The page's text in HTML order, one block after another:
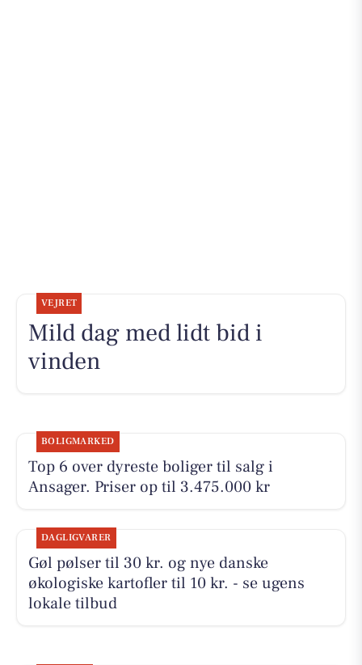
VEJRET
Mild dag med lidt bid i
vinden
BOLIGMARKED
Top 6 over dyreste boliger til salg i
Ansager. Priser op til 3.475.000 kr
DAGLIGVARER
Gøl pølser til 30 kr. og nye danske
økologiske kartofler til 10 kr. - se ugens
lokale tilbud